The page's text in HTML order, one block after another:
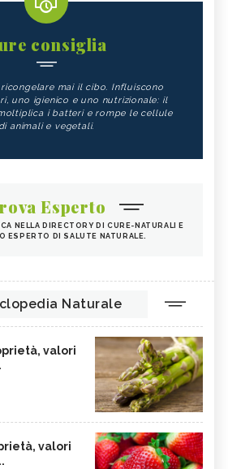
consiglia
mai il cibo. Influiscono
uno igienico e uno nutrizionale: il
i batteri e rompe le cellule
di animali e vegetali.
Esperto
NELLA DIRECTORY DI CURE-NATURALI E
ESPERTO DI SALUTE NATURALE.
Naturale
valori
valori